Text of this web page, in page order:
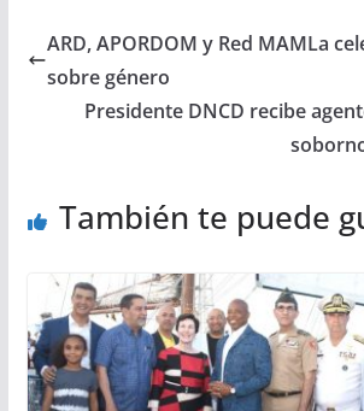
ARD, APORDOM y Red MAMLa
sobre género
Presidente DNCD recibe
También te puede